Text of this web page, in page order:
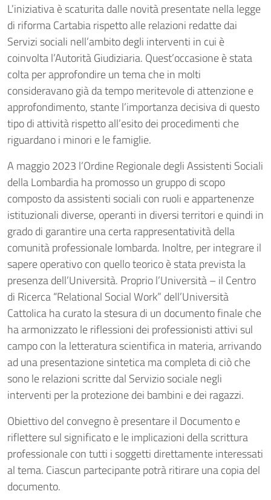
L’iniziativa è scaturita dalle novità presentate nella legge
di riforma Cartabia rispetto alle relazioni redatte dai
Servizi sociali nell’ambito degli interventi in cui è
coinvolta l’Autorità Giudiziaria. Quest’occasione è stata
colta per approfondire un tema che in molti
consideravano già da tempo meritevole di attenzione e
approfondimento, stante l’importanza decisiva di questo
tipo di attività rispetto all’esito dei procedimenti che
riguardano i minori e le famiglie.
A maggio 2023 l’Ordine Regionale degli Assistenti Sociali
della Lombardia ha promosso un gruppo di scopo
composto da assistenti sociali con ruoli e appartenenze
istituzionali diverse, operanti in diversi territori e quindi in
grado di garantire una certa rappresentatività della
comunità professionale lombarda. Inoltre, per integrare il
sapere operativo con quello teorico è stata prevista la
presenza dell’Università. Proprio l’Università – il Centro
di Ricerca “Relational Social Work” dell’Università
Cattolica ha curato la stesura di un documento finale che
ha armonizzato le riflessioni dei professionisti attivi sul
campo con la letteratura scientifica in materia, arrivando
ad una presentazione sintetica ma completa di ciò che
sono le relazioni scritte dal Servizio sociale negli
interventi per la protezione dei bambini e dei ragazzi.
Obiettivo del convegno è presentare il Documento e
riflettere sul significato e le implicazioni della scrittura
professionale con tutti i soggetti direttamente interessati
al tema. Ciascun partecipante potrà ritirare una copia del
documento.